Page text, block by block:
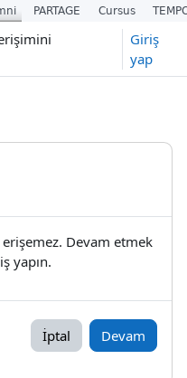
Giriş
yap
Devam etmek
yapın.
İptal Devam
PARTAGE Cursus